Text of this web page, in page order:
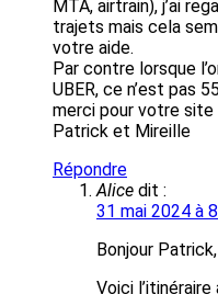
MTA, airtrain), j’ai
trajets mais cela
votre aide.
Par contre lorsque
UBER, ce n’est pas
merci pour votre
Patrick et Mireille
Répondre
Alice dit :
31 mai 2024 à
Bonjour Patrick,
Voici